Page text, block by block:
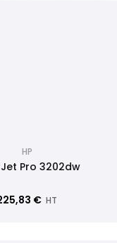
HP
Pro 3202dw
€ HT